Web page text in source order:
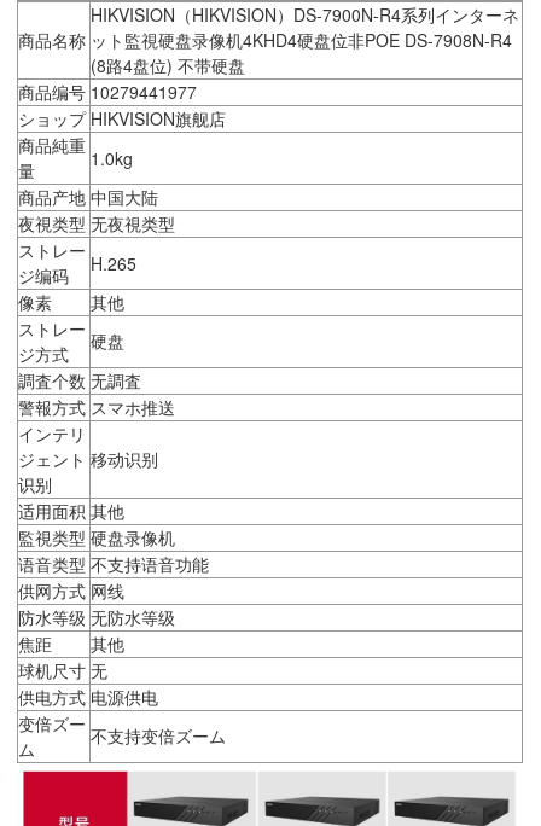
商品名称
HIKVISION（HIKVISION）DS-7900N-R4系列インターネ
ット監視硬盘录像机4KHD4硬盘位非POE DS-7908N-R4
(8路4盘位) 不带硬盘
商品编号 10279441977
ショップ HIKVISION旗舰店
商品純重
量
1.0kg
商品产地 中国大陆
夜視类型 无夜視类型
ストレー
ジ编码
H.265
像素
其他
ストレー
ジ方式
硬盘
調査个数 无調査
警報方式 スマホ推送
インテリ
ジェント
识别
移动识别
适用面积 其他
監視类型 硬盘录像机
语音类型 不支持语音功能
供网方式 网线
防水等级 无防水等级
焦距
其他
球机尺寸 无
供电方式 电源供电
变倍ズー
ム
不支持变倍ズーム